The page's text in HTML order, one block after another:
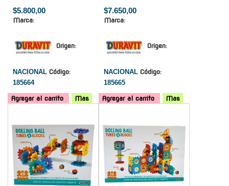
$5.800,00
Marca:
Origen:
NACIONAL Código:
185664
Agregar al carrito Mas
$7.650,00
Marca:
Origen:
NACIONAL Código:
185665
Agregar al carrito
Mas